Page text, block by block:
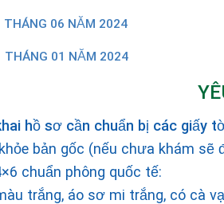
THÁNG 06 NĂM 2024
THÁNG 01 NĂM 2024
hồ sơ cần chuẩn bị các giấy
bản gốc (nếu chưa khám sẽ
chuẩn phông quốc tế:
trắng, áo sơ mi trắng, có cà